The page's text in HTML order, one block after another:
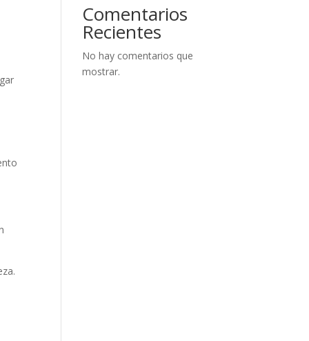
Comentarios
Recientes
No hay comentarios que
mostrar.